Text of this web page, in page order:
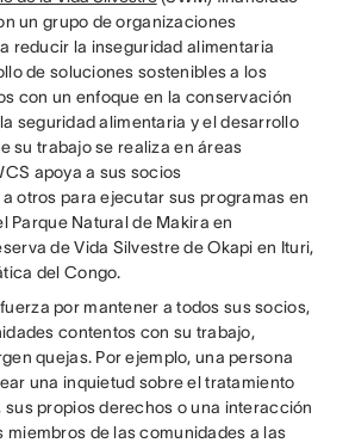
un grupo de organizaciones
reducir la inseguridad alimentaria
de soluciones sostenibles a los
con un enfoque en la conservación
seguridad alimentaria y el desarrollo
su trabajo se realiza en áreas
apoya a sus socios
otros para ejecutar sus programas en
Parque Natural de Makira en
de Vida Silvestre de Okapi en Ituri,
del Congo.
por mantener a todos sus socios,
contentos con su trabajo,
quejas. Por ejemplo, una persona
una inquietud sobre el tratamiento
sus propios derechos o una interacción
miembros de las comunidades a las